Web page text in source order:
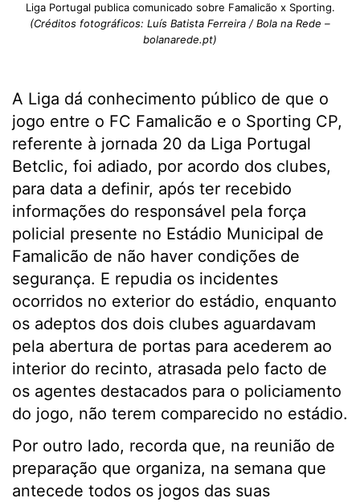
Liga Portugal publica comunicado sobre Famalicão x Sporting.
(Créditos fotográficos: Luís Batista Ferreira / Bola na Rede –
bolanarede.pt)
A Liga dá conhecimento público de que o
jogo entre o FC Famalicão e o Sporting CP,
referente à jornada 20 da Liga Portugal
Betclic, foi adiado, por acordo dos clubes,
para data a definir, após ter recebido
informações do responsável pela força
policial presente no Estádio Municipal de
Famalicão de não haver condições de
segurança. E repudia os incidentes
ocorridos no exterior do estádio, enquanto
os adeptos dos dois clubes aguardavam
pela abertura de portas para acederem ao
interior do recinto, atrasada pelo facto de
os agentes destacados para o policiamento
do jogo, não terem comparecido no estádio.
Por outro lado, recorda que, na reunião de
preparação que organiza, na semana que
antecede todos os jogos das suas